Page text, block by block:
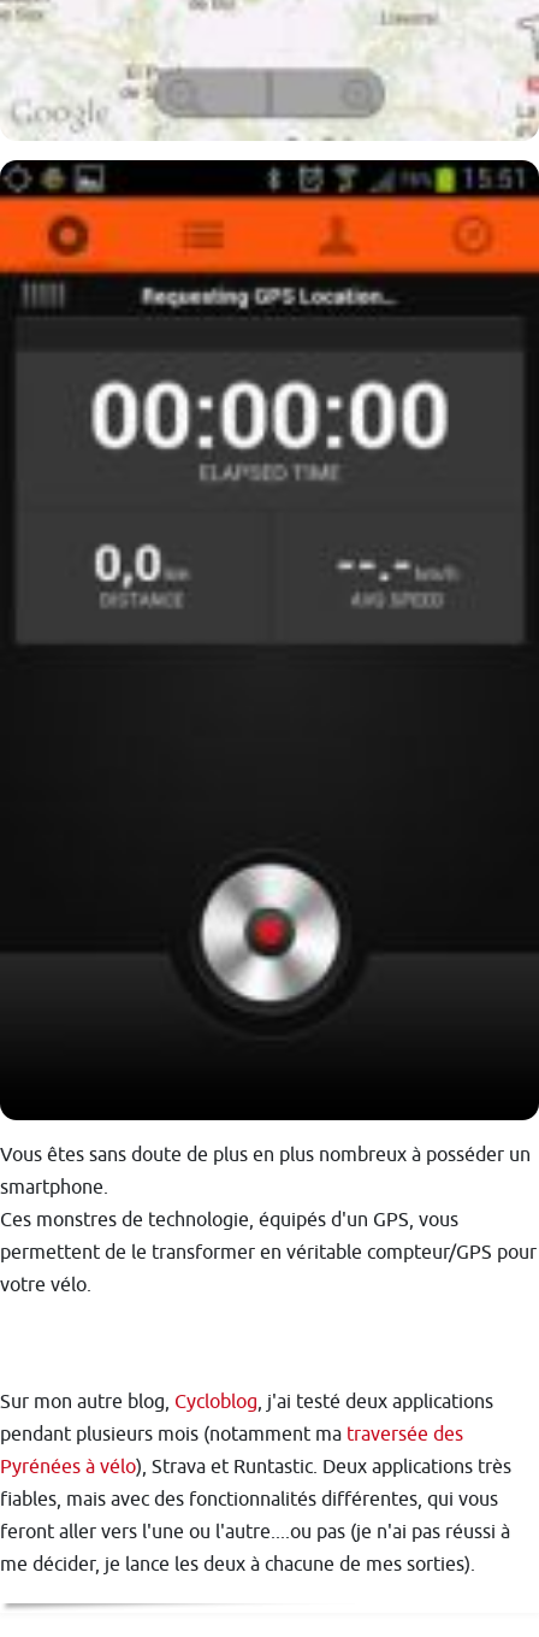
Vous êtes sans doute de plus en plus nombreux à posséder un
smartphone.
Ces monstres de technologie, équipés d'un GPS, vous
permettent de le transformer en véritable compteur/GPS pour
votre vélo.
Sur mon autre blog, Cycloblog, j'ai testé deux applications
pendant plusieurs mois (notamment ma traversée des
Pyrénées à vélo), Strava et Runtastic. Deux applications très
fiables, mais avec des fonctionnalités différentes, qui vous
feront aller vers l'une ou l'autre....ou pas (je n'ai pas réussi à
me décider, je lance les deux à chacune de mes sorties).